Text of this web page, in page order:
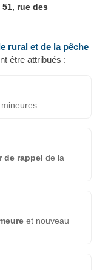
rue des
rural et de la pêche
être attribués :
de rappel de la
et nouveau